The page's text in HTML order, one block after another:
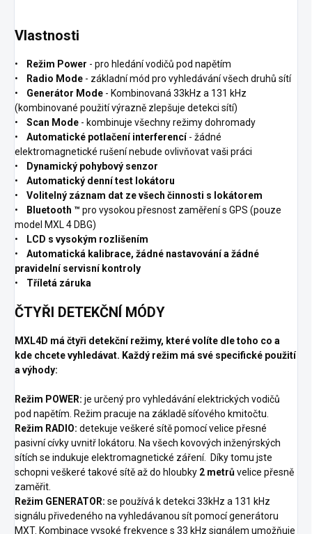
Vlastnosti
• Režim Power - pro hledání vodičů pod napětím
•
Radio Mode - základní mód pro vyhledávání všech druhů sítí
• Generátor Mode - Kombinovaná 33kHz a 131 kHz
(kombinované použití výrazně zlepšuje detekci sítí)
• Scan Mode - kombinuje všechny režimy dohromady
• Automatické potlačení interferencí - žádné
elektromagnetické rušení nebude ovlivňovat vaši práci
•
Dynamický pohybový senzor
• Automatický denní test lokátoru
•
Volitelný záznam dat ze všech činnosti s lokátorem
•
Bluetooth ™ pro vysokou přesnost zaměření s GPS (pouze
model MXL 4 DBG)
•
LCD s vysokým rozlišením
• Automatická kalibrace, žádné nastavování a žádné
pravidelní servisní kontroly
• Tříletá záruka
ČTYŘI DETEKČNÍ MÓDY
MXL4D má čtyři detekční režimy, které volíte dle toho co a
kde chcete vyhledávat. Každý režim má své specifické použití
a výhody:
Režim POWER: je určený pro vyhledávání elektrických vodičů
pod napětím. Režim pracuje na základě síťového kmitočtu.
Režim RADIO: detekuje veškeré sítě pomocí velice přesné
pasivní cívky uvnitř lokátoru. Na všech kovových inženýrských
sítích se indukuje elektromagnetické záření. Díky tomu jste
schopni veškeré takové sítě až do hloubky 2 metrůvelice přesně
zaměřit.
Režim GENERATOR: se používá k detekci 33kHz a 131 kHz
signálu přivedeného na vyhledávanou sít pomocí generátoru
MXT. Kombinace vysoké frekvence s 33 kHz signálem umožňuje